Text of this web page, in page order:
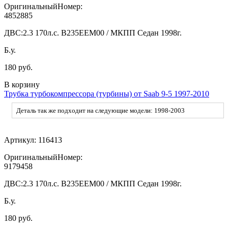
ОригинальныйНомер:
4852885
ДВС:2.3 170л.с. В235ЕЕМ00 / МКПП Седан 1998г.
Б.у.
180 руб.
В корзину
Трубка турбокомпрессора (турбины) от Saab 9-5 1997-2010
Деталь так же подходит на следующие модели: 1998-2003
Артикул: 116413
ОригинальныйНомер:
9179458
ДВС:2.3 170л.с. В235ЕЕМ00 / МКПП Седан 1998г.
Б.у.
180 руб.